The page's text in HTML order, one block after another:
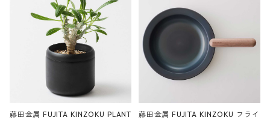
藤田金属 FUJITA KINZOKU PLANT
藤田金属 FUJITA KINZOKU フライ